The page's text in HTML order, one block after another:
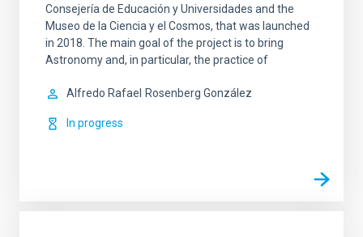
Consejería de Educación y Universidades and the
Museo de la Ciencia y el Cosmos, that was launched
in 2018. The main goal of the project is to bring
Astronomy and, in particular, the practice of
Alfredo Rafael Rosenberg González
In progress